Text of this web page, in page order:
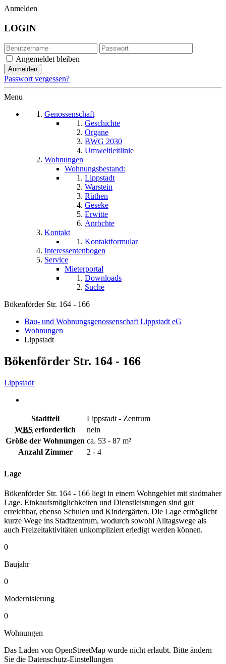
Anmelden
LOGIN
Angemeldet bleiben
Passwort vergessen?
Menu
Genossenschaft
Geschichte
Organe
BWG 2030
Umweltleitlinie
Wohnungen
Wohnungsbestand:
Lippstadt
Warstein
Rüthen
Geseke
Erwitte
Anröchte
Kontakt
Kontaktformular
Interessentenbogen
Service
Mieterportal
Downloads
Suche
Bökenförder Str. 164 - 166
Bau- und Wohnungsgenossenschaft Lippstadt eG
Wohnungen
Lippstadt
Bökenförder Str. 164 - 166
Lippstadt
Stadtteil
Lippstadt - Zentrum
WBS erforderlich
nein
Größe der Wohnungen ca. 53 - 87 m²
Anzahl Zimmer
2 - 4
Lage
Bökenförder Str. 164 - 166 liegt in einem Wohngebiet mit stadtnaher
Lage. Einkaufsmöglichkeiten und Dienstleistungen sind gut
erreichbar, ebenso Schulen und Kindergärten. Die Lage ermöglicht
kurze Wege ins Stadtzentrum, wodurch sowohl Alltagswege als
auch Freizeitaktivitäten unkompliziert erledigt werden können.
0
Baujahr
0
Modernisierung
0
Wohnungen
Das Laden von OpenStreetMap wurde nicht erlaubt. Bitte ändern
Sie die Datenschutz-Einstellungen